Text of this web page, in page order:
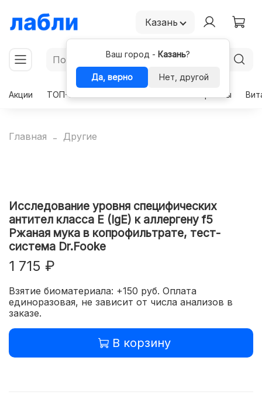
Казань
Ваш город - Казань?
Да, верно
Нет, другой
Акции
ТОП-50 Гормоны
Главная Другие
Исследование уровня специфических
антител класса E (IgE) к аллергену f5
Ржаная мука в копрофильтрате, тест-
система Dr.Fooke
1 715 ₽
Взятие биоматериала: +150 руб. Оплата
единоразовая, не зависит от числа анализов в
заказе.
В корзину